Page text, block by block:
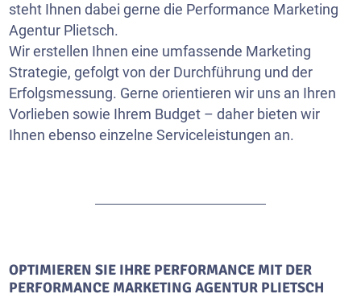
steht Ihnen dabei gerne die Performance Marketing
Agentur Plietsch.
Wir erstellen Ihnen eine umfassende Marketing
Strategie, gefolgt von der Durchführung und der
Erfolgsmessung. Gerne orientieren wir uns an Ihren
Vorlieben sowie Ihrem Budget – daher bieten wir
Ihnen ebenso einzelne Serviceleistungen an.
OPTIMIEREN SIE IHRE PERFORMANCE MIT DER
PERFORMANCE MARKETING AGENTUR PLIETSCH